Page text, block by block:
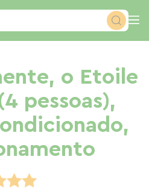
o Etoile
pessoas),
de Cookies